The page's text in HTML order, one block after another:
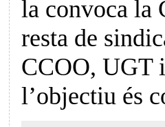
la convoca la
resta de
CCOO, UGT
l’objectiu és